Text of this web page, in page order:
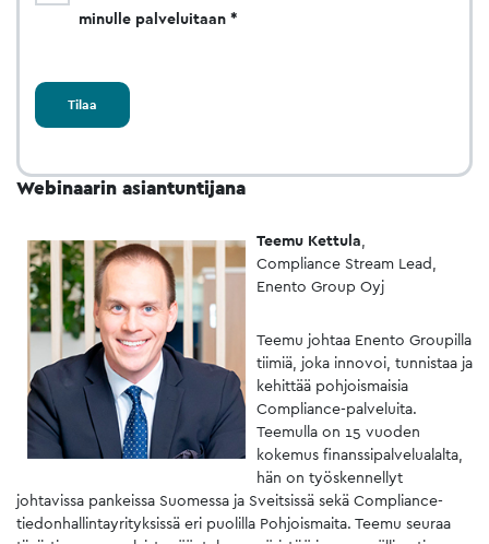
minulle palveluitaan *
Tilaa
Webinaarin asiantuntijana
Teemu Kettula,
Compliance Stream Lead,
Enento Group Oyj
Teemu johtaa Enento Groupilla
tiimiä, joka innovoi, tunnistaa ja
kehittää pohjoismaisia
Compliance-palveluita.
Teemulla on 15 vuoden
kokemus finanssipalvelualalta,
hän on työskennellyt
johtavissa pankeissa Suomessa ja Sveitsissä sekä Compliance-
tiedonhallintayrityksissä eri puolilla Pohjoismaita. Teemu seuraa